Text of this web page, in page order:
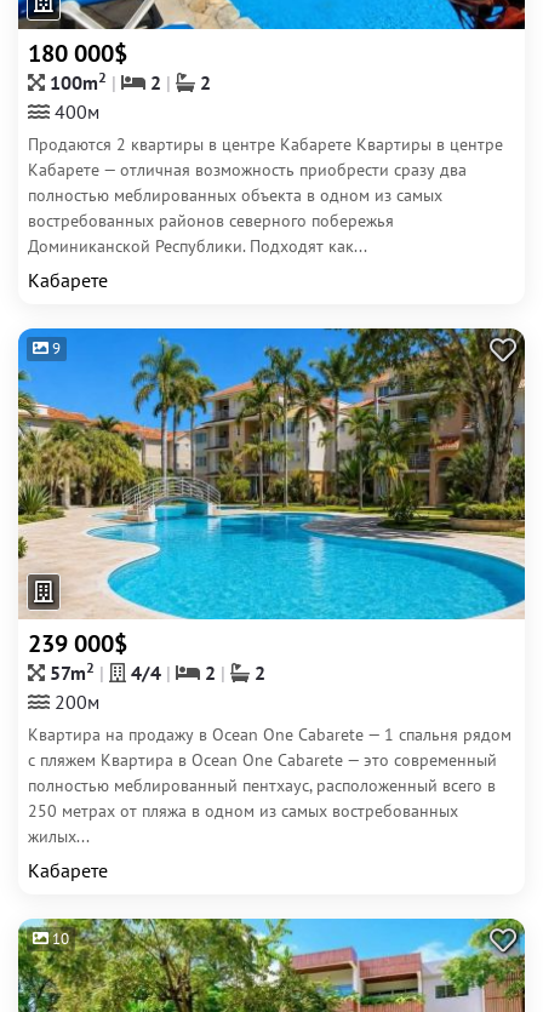
180 000$
100m2 2
2
400м
Продаются 2 квартиры в центре Кабарете Квартиры в центре
Кабарете — отличная возможность приобрести сразу два
полностью меблированных объекта в одном из самых
востребованных районов северного побережья
Доминиканской Республики. Подходят как...
Кабарете
9
239 000$
57m2 4/4 2
2
200м
Квартира на продажу в Ocean One Cabarete — 1 спальня рядом
с пляжем Квартира в Ocean One Cabarete — это современный
полностью меблированный пентхаус, расположенный всего в
250 метрах от пляжа в одном из самых востребованных
жилых...
Кабарете
10